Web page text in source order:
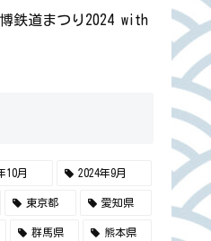
鉄道まつり2024 with
10月 2024年9月
東京都 愛知県
群馬県 熊本県